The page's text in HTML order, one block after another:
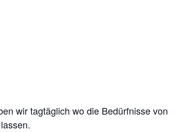
wir tagtäglich wo die Bedürfnisse von